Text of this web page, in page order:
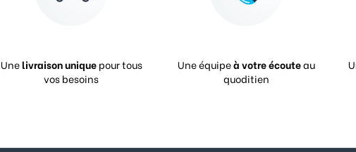
Unelivraison uniquepour tous
vos besoins
Une équipeà votre écouteau
quoditien